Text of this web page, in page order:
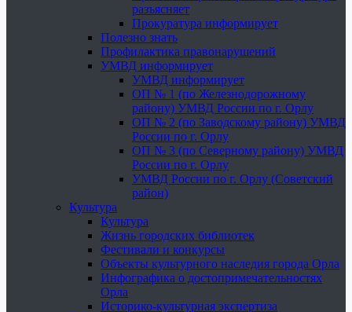
разъясняет
Прокуратура информирует
Полезно знать
Профилактика правонарушений
УМВД информирует
УМВД информирует
ОП № 1 (по Железнодорожному
району) УМВД России по г. Орлу
ОП № 2 (по Заводскому району) УМВД
России по г. Орлу
ОП № 3 (по Северному району) УМВД
России по г. Орлу
УМВД России по г. Орлу (Советский
район)
Культура
Культура
Жизнь городских библиотек
Фестивали и конкурсы
Объекты культурного наследия города Орла
Инфографика о достопримечательностях
Орла
Историко-культурная экспертиза